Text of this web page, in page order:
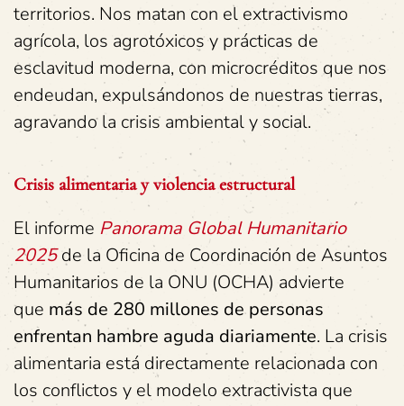
territorios. Nos matan con el extractivismo
agrícola, los agrotóxicos y prácticas de
esclavitud moderna, con microcréditos que nos
endeudan, expulsándonos de nuestras tierras,
agravando la crisis ambiental y social.
Crisis alimentaria y violencia estructural
El informe Panorama Global Humanitario
2025 de la Oficina de Coordinación de Asuntos
Humanitarios de la ONU (OCHA) advierte
que más de 280 millones de personas
enfrentan hambre aguda diariamente. La crisis
alimentaria está directamente relacionada con
los conflictos y el modelo extractivista que